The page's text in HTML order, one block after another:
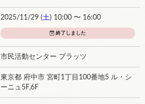
2025/11/29 (土) 10:00 〜 16:00
終了しました
市民活動センター プラッツ
東京都 府中市 宮町1丁目100番地5 ル・シ
ーニュ5F,6F